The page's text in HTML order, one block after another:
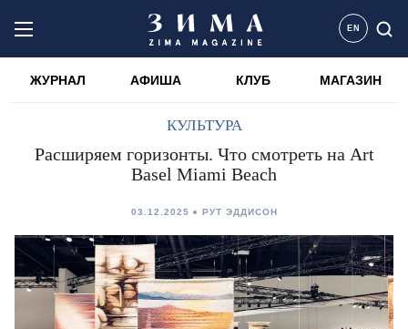
EN
ЖУРНАЛ АФИША КЛУБ МАГАЗИН
КУЛЬТУРА
Расширяем горизонты. Что смотреть на Art
Basel Miami Beach
03.12.2025 РУТ ЭДДИСОН